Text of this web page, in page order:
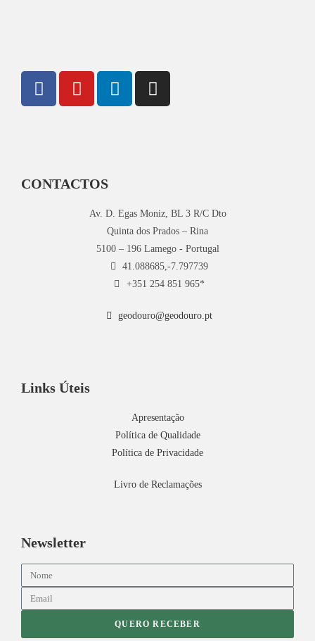
CONTACTOS
Av. D. Egas Moniz, BL 3 R/C Dto
Quinta dos Prados – Rina
5100 – 196 Lamego - Portugal
41.088685,-7.797739
+351 254 851 965*
geodouro@geodouro.pt
Links Úteis
Apresentação
Política de Qualidade
Política de Privacidade
Livro de Reclamações
Newsletter
QUERO RECEBER